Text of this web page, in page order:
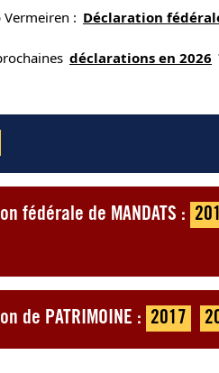
: Déclaration
déclarations en 2026
fédérale de MANDATS :
de PATRIMOINE : 2017